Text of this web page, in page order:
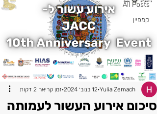
All Posts
קמפיין
סיכום אירוע העשור לעמותה
Yulia Zemach 12 בנוב׳ 2024 זמן קריאה 2 דקות